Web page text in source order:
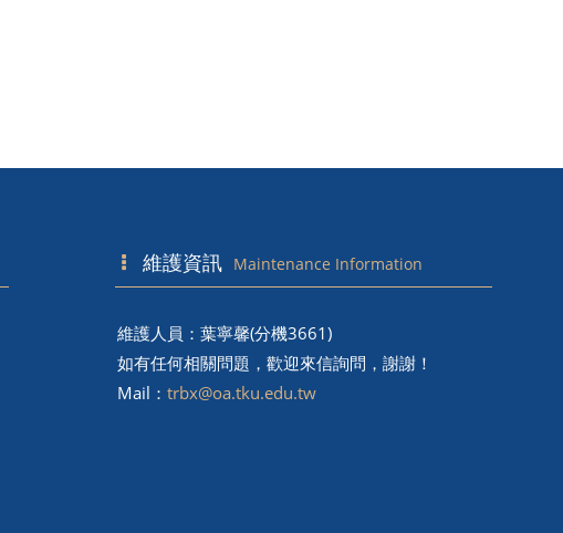
維護資訊 Maintenance Information
維護人員：葉寧馨(分機3661)
如有任何相關問題，歡迎來信詢問，謝謝！
Mail：trbx@oa.tku.edu.tw